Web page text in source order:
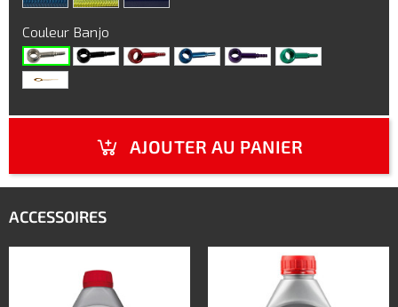
Couleur Banjo
AJOUTER AU PANIER
ACCESSOIRES